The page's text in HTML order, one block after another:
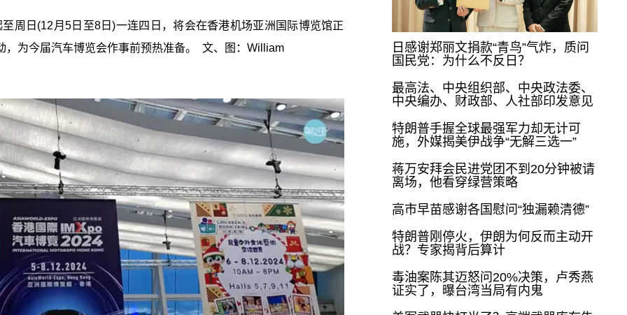
周日(12月5日至8日)一连四日，将会在香港机场亚洲国际博览馆正
为今届汽车博览会作事前预热准备。 文、图：William
日感谢郑丽文捐款“青鸟”气炸，质问
国民党：为什么不反日？
最高法、中央组织部、中央政法委、
中央编办、财政部、人社部印发意见
特朗普手握全球最强军力却无计可
施，外媒揭美伊战争“无解三选一”
蒋万安拜会民进党团不到20分钟被请
离场，他看穿绿营策略
高市早苗感谢各国慰问“独漏赖清德”
特朗普刚停火，伊朗为何反而主动开
战？专家揭背后算计
毒油案陈其迈怒问20%决策，卢秀燕
证实了，曝台湾当局有内鬼